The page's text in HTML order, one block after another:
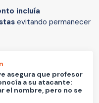
incluía
evitando permanecer
asegura que profesor
a su atacante:
el nombre, pero no se